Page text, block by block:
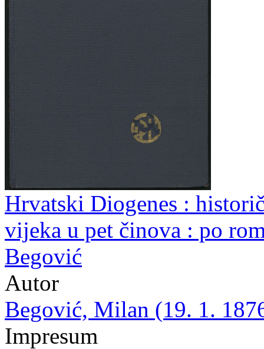
Hrvatski Diogenes :
vijeka u pet činova : po
Begović
Autor
Begović, Milan (19. 1.
Impresum